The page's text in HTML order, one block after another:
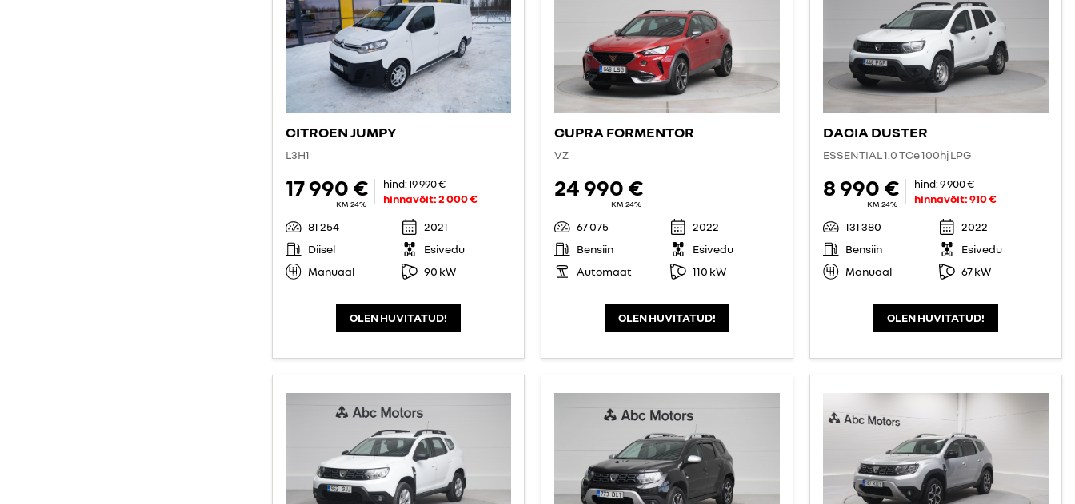
CITROEN JUMPY
L3H1
17 990 €
KM 24%
hind:19 990 €
hinnavõit:2 000 €
81 254
2021
Diisel
Esivedu
Manuaal
90 kW
OLEN HUVITATUD!
CUPRA FORMENTOR
VZ
24 990 €
KM 24%
67 075
2022
Bensiin
Esivedu
Automaat
110 kW
OLEN HUVITATUD!
DACIA DUSTER
ESSENTIAL 1.0 TCe 100hj LPG
8 990 €
KM 24%
hind:9 900 €
hinnavõit:910 €
131 380
2022
Bensiin
Esivedu
Manuaal
67 kW
OLEN HUVITATUD!